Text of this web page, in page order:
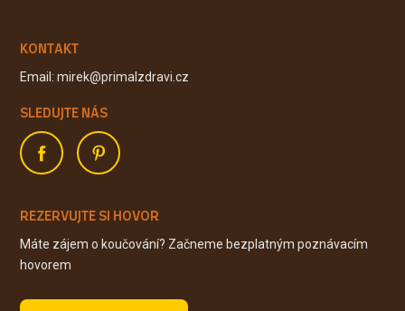
KONTAKT
Email: mirek@primalzdravi.cz
SLEDUJTE NÁS
REZERVUJTE SI HOVOR
Máte zájem o koučování? Začneme bezplatným poznávacím
hovorem